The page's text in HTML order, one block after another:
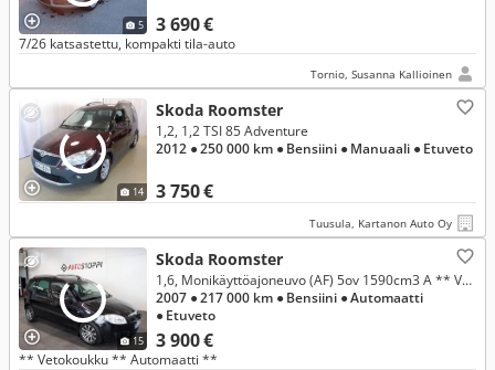
5 3 690 €
7/26 katsastettu, kompakti tila-auto
Tornio, Susanna Kallioinen
14
Skoda Roomster
3 750 €
1,2, 1,2 TSI 85 Adventure
2012 ● 250 000 km ● Bensiini ● Manuaali ● Etuveto
Tuusula, Kartanon Auto Oy
15
Skoda Roomster
3 900 €
1,6, Monikäyttöajoneuvo (AF) 5ov 1590cm3 A ** Vetokoukku ** Automaatti **
2007 ● 217 000 km ● Bensiini ● Automaatti
● Etuveto
** Vetokoukku ** Automaatti **